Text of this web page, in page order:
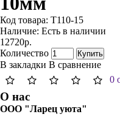
Код товара: Т110-15
Наличие: Есть в наличии
12720р.
Количество
Купить
В закладки В сравнение
0
О нас
ООО "Ларец уюта"